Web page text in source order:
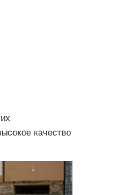
качество